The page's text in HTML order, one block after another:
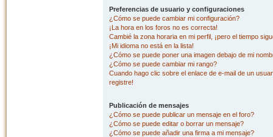
Preferencias de usuario y configuraciones
¿Cómo se puede cambiar mi configuración?
¡La hora en los foros no es correcta!
Cambié la zona horaria en mi perfil, ¡pero el tiempo
¡Mi idioma no está en la lista!
¿Cómo se puede poner una imagen debajo de mi
¿Cómo se puede cambiar mi rango?
Cuando hago clic sobre el enlace de e-mail de un
registre!
Publicación de mensajes
¿Cómo se puede publicar un mensaje en el foro?
¿Cómo se puede editar o borrar un mensaje?
¿Cómo se puede añadir una firma a mi mensaje?